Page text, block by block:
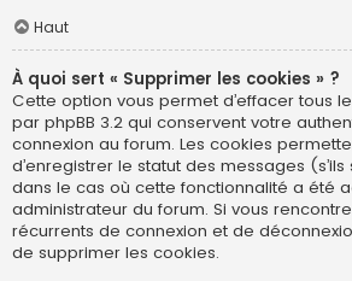
Haut
À quoi sert « Supprimer les cookies » ?
Cette option vous permet d’effacer tous
par phpBB 3.2 qui conservent votre
connexion au forum. Les cookies
d’enregistrer le statut des messages
dans le cas où cette fonctionnalité a été
administrateur du forum. Si vous
récurrents de connexion et de
de supprimer les cookies.